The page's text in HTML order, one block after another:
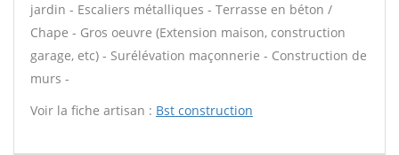
jardin - Escaliers métalliques - Terrasse en béton /
Chape - Gros oeuvre (Extension maison, construction
garage, etc) - Surélévation maçonnerie - Construction de
murs -
Voir la fiche artisan : Bst construction